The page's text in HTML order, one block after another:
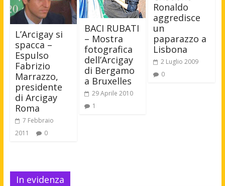
L’Arcigay si
spacca –
Espulso
Fabrizio
Marrazzo,
presidente
di Arcigay
Roma
7 Febbraio
2011
0
BACI RUBATI
– Mostra
fotografica
dell’Arcigay
di Bergamo
a Bruxelles
29 Aprile 2010
1
Ronaldo
aggredisce
un
paparazzo a
Lisbona
2 Luglio 2009
0
In evidenza